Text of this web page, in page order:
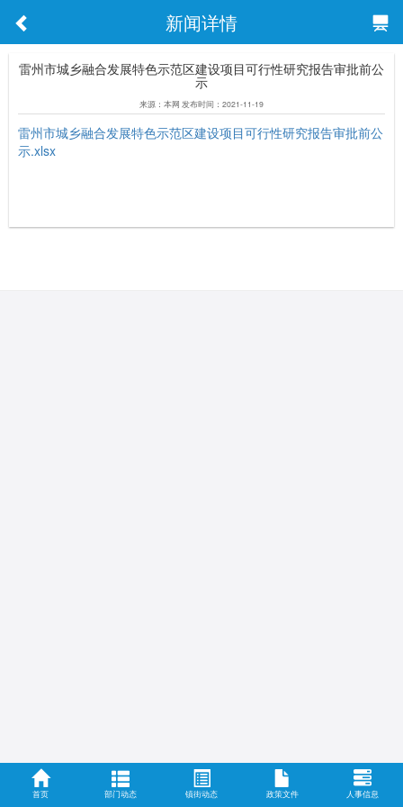
新闻详情
雷州市城乡融合发展特色示范区建设项目可行性研究报告审批前公
示
来源：本网 发布时间：2021-11-19
雷州市城乡融合发展特色示范区建设项目可行性研究报告审批前公
示.xlsx
首页 部门动态 镇街动态 政策文件 人事信息